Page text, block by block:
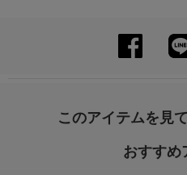
このアイテムを見
おすすめ